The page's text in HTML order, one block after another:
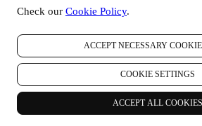
Check our Cookie Policy.
ACCEPT NECESSARY
COOKIE SETTINGS
ACCEPT ALL COOKIES
“Persoonsgegevens” betekent alle
combinatie met andere informatie.
Kinderen: Deze website is niet bedoeld
verzamelen niet bewust gegevens met
Wij kunnen persoonsgegevens van u
website gebruikt (de "Website"), een Le
een Le Creuset-product koopt op de
Winkels (Signature Boutiques en Outlet